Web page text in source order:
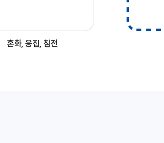
혼화, 응집, 침전